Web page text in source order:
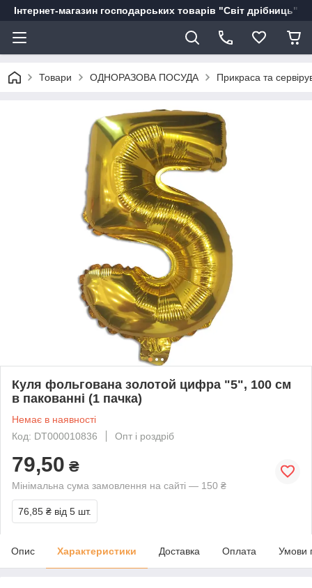
Інтернет-магазин господарських товарів "Світ дрібниць"
Товари ОДНОРАЗОВА ПОСУДА Прикраса та
Куля фольгована золотой цифра "5", 100 см
в пакованні (1 пачка)
Немає в наявності
Код: DT000010836
Опт і роздріб
79,50 ₴
Мінімальна сума замовлення на сайті — 150 ₴
76,85 ₴ від 5 шт.
Опис Характеристики Доставка Оплата Умови